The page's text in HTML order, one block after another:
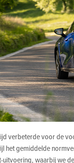
verbeterde voor de
het gemiddelde
uitvoering, waarbij we